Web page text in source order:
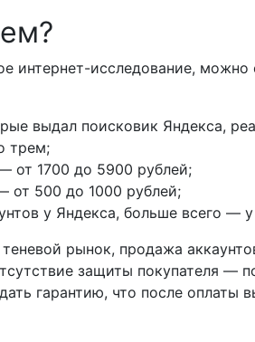
интернет-исследование, можно
выдал поисковик Яндекса,
трем;
от 1700 до 5900 рублей;
от 500 до 1000 рублей;
у Яндекса, больше всего —
рынок, продажа
защиты покупателя —
гарантию, что после оплаты